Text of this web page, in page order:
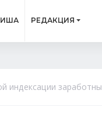
РЕДАКЦИЯ
индексации